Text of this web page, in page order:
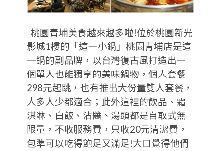
桃園青埔美食越來越多啦!位於桃園新光
影城1樓的「這一小鍋」桃園青埔店是這
一鍋的副品牌，以台灣復古風打造出一
個單人也能獨享的美味鍋物，個人套餐
298元起跳，也有推出大份量雙人套餐，
人多人少都適合；此外這裡的飲品、霜
淇淋、白飯、沾醬、湯頭都是自取式無
限量，不收服務費，只收20元清潔費，
包準可以吃得飽足又滿足!大口覺得他們